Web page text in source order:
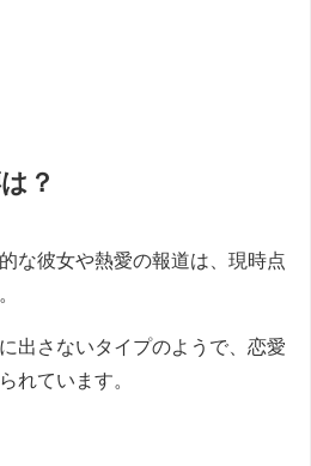
？
な彼女や熱愛の報道は、現時点
出さないタイプのようで、恋愛
れています。